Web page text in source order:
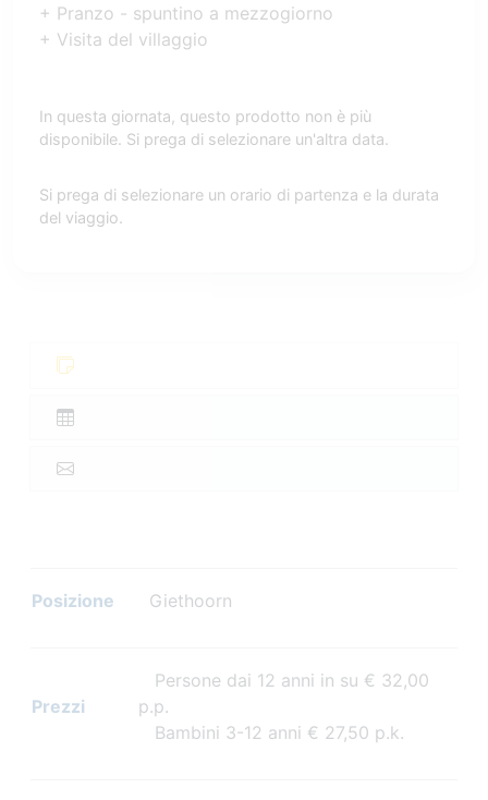
+ Pranzo - spuntino a mezzogiorno
+ Visita del villaggio
In questa giornata, questo prodotto non è più
disponibile. Si prega di selezionare un'altra data.
Si prega di selezionare un orario di partenza e la durata
del viaggio.
Posizione Giethoorn
Prezzi
Persone dai 12 anni in su € 32,00
p.p.
Bambini 3-12 anni € 27,50 p.k.